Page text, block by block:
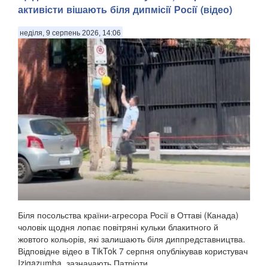
активісти вішають біля дипмісії Росії (відео)
неділя, 9 серпень 2026, 14:06
Біля посольства країни-агресора Росії в Оттаві (Канада)
чоловік щодня лопає повітряні кульки блакитного й
жовтого кольорів, які залишають біля диппредставництва.
Відповідне відео в TikTok 7 серпня опублікував користувач
Izigazumba, зазначають Патріоти ...